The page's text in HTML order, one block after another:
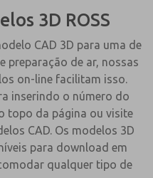
3D ROSS
CAD 3D para uma de
preparação de ar, nossas
on-line facilitam isso.
inserindo o número do
topo da página ou visite
CAD. Os modelos 3D
para download em
qualquer tipo de